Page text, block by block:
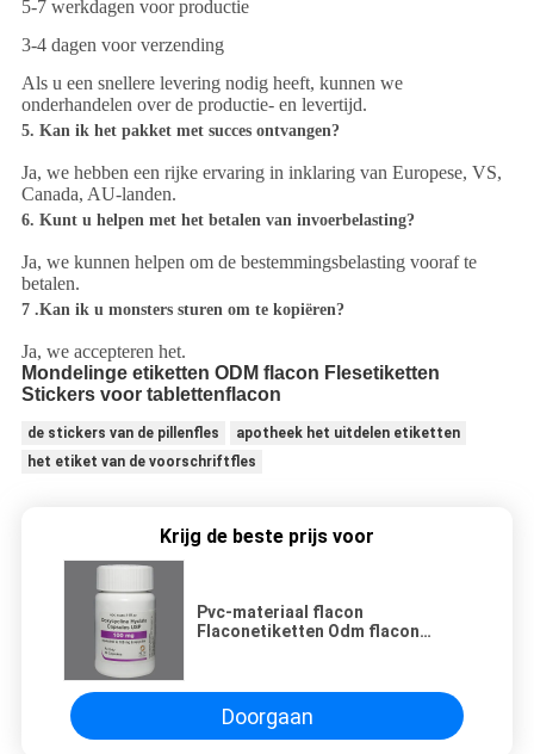
5-7 werkdagen voor productie
3-4 dagen voor verzending
Als u een snellere levering nodig heeft, kunnen we
onderhandelen over de productie- en levertijd.
5. Kan ik het pakket met succes ontvangen?
Ja, we hebben een rijke ervaring in inklaring van Europese, VS,
Canada, AU-landen.
6. Kunt u helpen met het betalen van invoerbelasting?
Ja, we kunnen helpen om de bestemmingsbelasting vooraf te
betalen.
7 .Kan ik u monsters sturen om te kopiëren?
Ja, we accepteren het.
Mondelinge etiketten ODM flacon Flesetiketten
Stickers voor tablettenflacon
de stickers van de pillenfles
apotheek het uitdelen etiketten
het etiket van de voorschriftfles
Krijg de beste prijs voor
Pvc-materiaal flacon
Flaconetiketten Odm flacon
Doorgaan